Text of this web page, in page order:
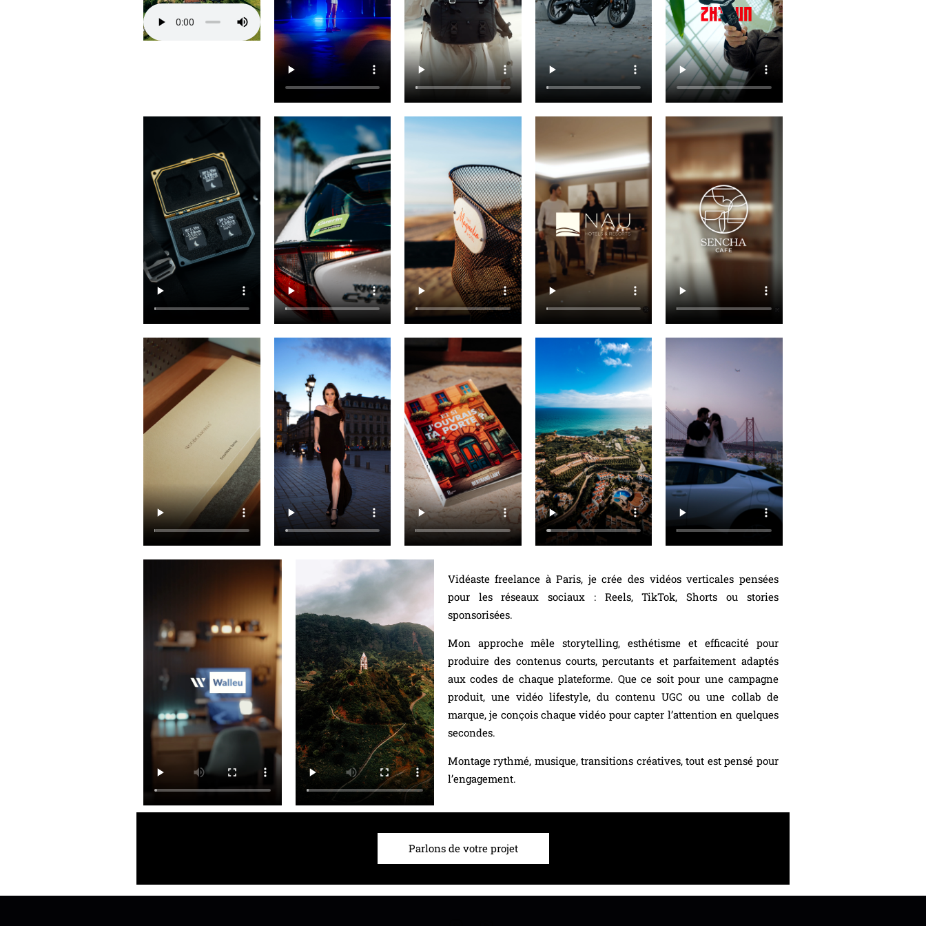
Vidéaste freelance à Paris, je crée des vidéos verticales pensées
pour les réseaux sociaux : Reels, TikTok, Shorts ou stories
sponsorisées.
Mon approche mêle storytelling, esthétisme et efficacité pour
produire des contenus courts, percutants et parfaitement adaptés
aux codes de chaque plateforme. Que ce soit pour une campagne
produit, une vidéo lifestyle, du contenu UGC ou une collab de
marque, je conçois chaque vidéo pour capter l’attention en quelques
secondes.
Montage rythmé, musique, transitions créatives, tout est pensé pour
l’engagement.
Parlons de votre projet